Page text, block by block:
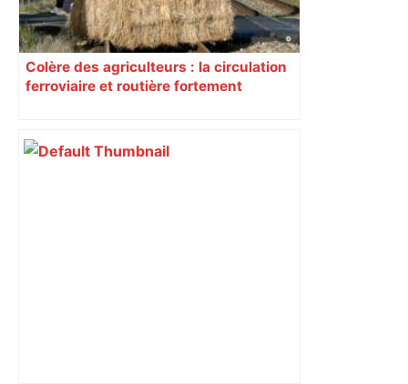
Colère des agriculteurs : la circulation
ferroviaire et routière fortement